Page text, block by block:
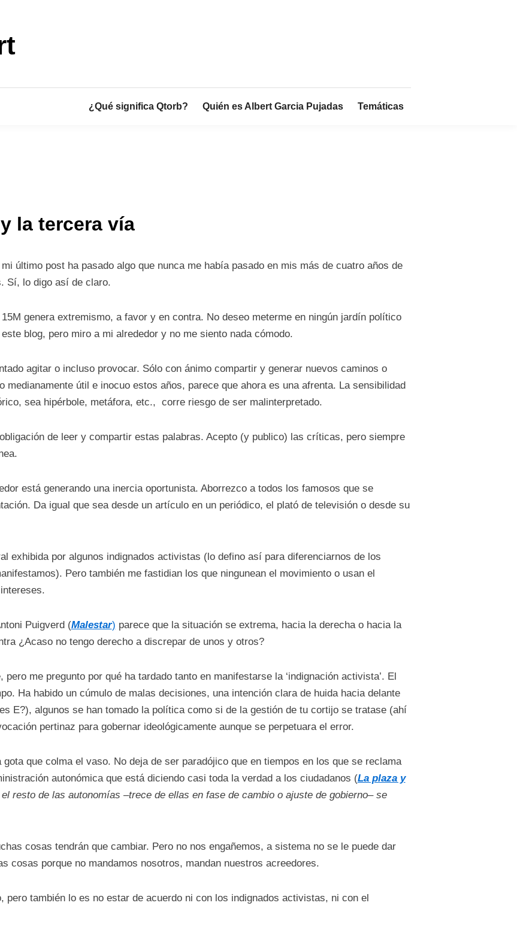
¿Qué significa Qtorb? Quién es Albert Garcia Pujadas Temáticas
la tercera vía
último post ha pasado algo que nunca me había pasado en mis más de cuatro años de
Sí, lo digo así de claro.
genera extremismo, a favor y en contra. No deseo meterme en ningún jardín político
blog, pero miro a mi alrededor y no me siento nada cómodo.
agitar o incluso provocar. Sólo con ánimo compartir y generar nuevos caminos o
medianamente útil e inocuo estos años, parece que ahora es una afrenta. La sensibilidad
sea hipérbole, metáfora, etc., corre riesgo de ser malinterpretado.
de leer y compartir estas palabras. Acepto (y publico) las críticas, pero siempre
está generando una inercia oportunista. Aborrezco a todos los famosos que se
Da igual que sea desde un artículo en un periódico, el plató de televisión o desde su
exhibida por algunos indignados activistas (lo defino así para diferenciarnos de los
Pero también me fastidian los que ningunean el movimiento o usan el
Puigverd (Malestar) parece que la situación se extrema, hacia la derecha o hacia la
¿Acaso no tengo derecho a discrepar de unos y otros?
me pregunto por qué ha tardado tanto en manifestarse la ‘indignación activista’. El
Ha habido un cúmulo de malas decisiones, una intención clara de huida hacia delante
E?), algunos se han tomado la política como si de la gestión de tu cortijo se tratase (ahí
pertinaz para gobernar ideológicamente aunque se perpetuara el error.
que colma el vaso. No deja de ser paradójico que en tiempos en los que se reclama
autonómica que está diciendo casi toda la verdad a los ciudadanos (La plaza y
resto de las autonomías –trece de ellas en fase de cambio o ajuste de gobierno– se
cosas tendrán que cambiar. Pero no nos engañemos, a sistema no se le puede dar
cosas porque no mandamos nosotros, mandan nuestros acreedores.
pero también lo es no estar de acuerdo ni con los indignados activistas, ni con el